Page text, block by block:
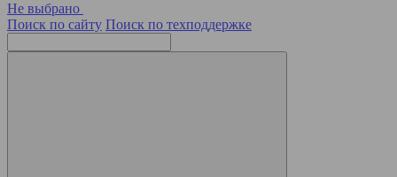
Не выбрано
Поиск по сайту Поиск по техподдержке